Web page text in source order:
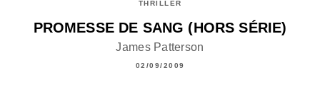
THRILLER
PROMESSE DE SANG (HORS SÉRIE)
James Patterson
02/09/2009